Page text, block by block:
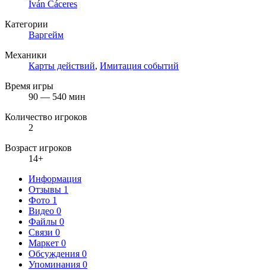
Iván Cáceres
Категории
Варгейм
Механики
Карты действий, Имитация событий
Время игры
90 — 540 мин
Количество игроков
2
Возраст игроков
14+
Информация
Отзывы 1
Фото 1
Видео 0
Файлы 0
Связи 0
Маркет 0
Обсуждения 0
Упоминания 0